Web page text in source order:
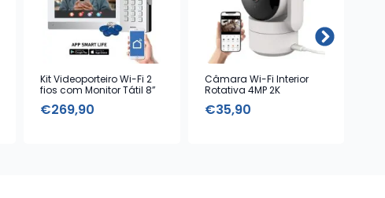
Kit Videoporteiro Wi-Fi 2
fios com Monitor Tátil 8”
€269,90
Câmara Wi-Fi Interior
Rotativa 4MP 2K
€35,90